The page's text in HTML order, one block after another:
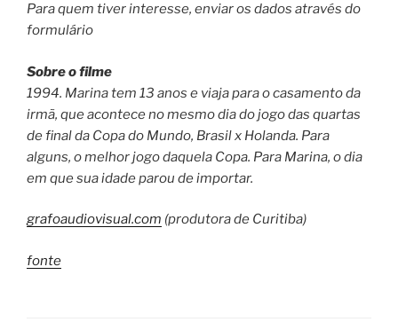
Para quem tiver interesse, enviar os dados através do
formulário
Sobre o filme
1994. Marina tem 13 anos e viaja para o casamento da
irmã, que acontece no mesmo dia do jogo das quartas
de final da Copa do Mundo, Brasil x Holanda. Para
alguns, o melhor jogo daquela Copa. Para Marina, o dia
em que sua idade parou de importar.
grafoaudiovisual.com (produtora de Curitiba)
fonte